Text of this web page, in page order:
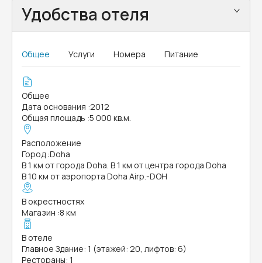
Удобства отеля
Общее Услуги Номера Питание
Общее
Дата основания :2012
Общая площадь :5 000 кв.м.
Расположение
Город :Doha
В 1 км от города Doha. В 1 км от центра города Doha
В 10 км от аэропорта Doha Airp.-DOH
В окрестностях
Магазин :8 км
В отеле
Главное Здание: 1 (этажей: 20, лифтов: 6)
Рестораны: 1